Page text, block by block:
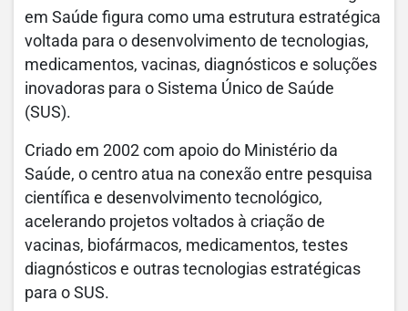
em Saúde figura como uma estrutura estratégica
voltada para o desenvolvimento de tecnologias,
medicamentos, vacinas, diagnósticos e soluções
inovadoras para o Sistema Único de Saúde
(SUS).
Criado em 2002 com apoio do Ministério da
Saúde, o centro atua na conexão entre pesquisa
científica e desenvolvimento tecnológico,
acelerando projetos voltados à criação de
vacinas, biofármacos, medicamentos, testes
diagnósticos e outras tecnologias estratégicas
para o SUS.